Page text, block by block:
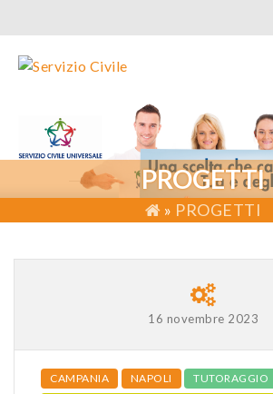
PROGETTI
» PROGETTI
16 novembre 2023
CAMPANIA NAPOLI
TUTORAGGIO